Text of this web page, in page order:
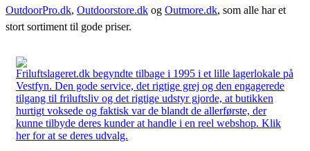
OutdoorPro.dk, Outdoorstore.dk og Outmore.dk, som alle har et
stort sortiment til gode priser.
Friluftslageret.dk begyndte tilbage i 1995 i et lille lagerlokale på
Vestfyn. Den gode service, det rigtige grej og den engagerede
tilgang til friluftsliv og det rigtige udstyr gjorde, at butikken
hurtigt voksede og faktisk var de blandt de allerførste, der
kunne tilbyde deres kunder at handle i en reel webshop. Klik
her for at se deres udvalg.